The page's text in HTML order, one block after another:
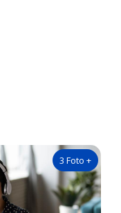
3 Foto +